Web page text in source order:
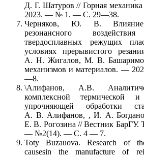
Д. Г. Шатуров // Горная
2023. — № 1. — С. 29—38.
Черняков, Ю. В. Влияние
резонансного
твердосплавных режущих
условиях прерывистого
А. Н. Жигалов, М. В.
механизмов и материалов. —
—8.
\Алифанов, А.В.
комплексной термической и
упрочняющей обработки
А. В. Алифанов, , И. А.
Е. В. Рогозина // Вестник БарГУ.
— №2(14). — С. 4 — 7.
Toty Buzauova. Research of
causesin the manufacture of